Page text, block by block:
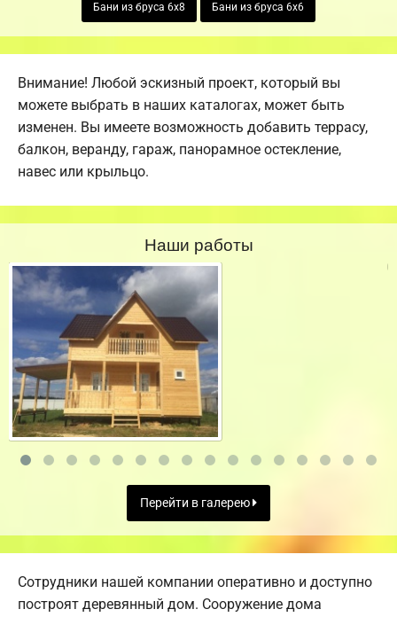
Бани из бруса 6х8 Бани из бруса 6х6
Внимание! Любой эскизный проект, который вы
можете выбрать в наших каталогах, может быть
изменен. Вы имеете возможность добавить террасу,
балкон, веранду, гараж, панорамное остекление,
навес или крыльцо.
Наши работы
Перейти в галерею
Сотрудники нашей компании оперативно и доступно
построят деревянный дом. Сооружение дома